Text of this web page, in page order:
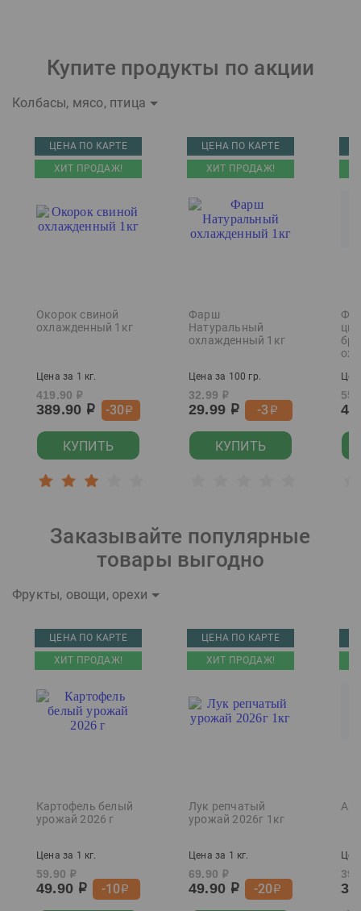
Купите продукты по акции
Колбасы, мясо, птица
ЦЕНА ПО КАРТЕ
ХИТ ПРОДАЖ!
Окорок свиной
охлажденный 1кг
Цена за 1 кг.
419.90 р
389.90 р -30р
КУПИТЬ
ЦЕНА ПО КАРТЕ
ХИТ ПРОДАЖ!
Фарш
Натуральный
охлажденный 1кг
Цена за 100 гр.
32.99 р
29.99 р -3р
КУПИТЬ
Заказывайте популярные
товары выгодно
Фрукты, овощи, орехи
ЦЕНА ПО КАРТЕ
ХИТ ПРОДАЖ!
Картофель белый
урожай 2026 г
Цена за 1 кг.
59.90 р
49.90 р -10р
ЦЕНА ПО КАРТЕ
ХИТ ПРОДАЖ!
Лук репчатый
урожай 2026г 1кг
Цена за 1 кг.
69.90 р
49.90 р -20р